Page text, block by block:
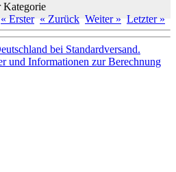
Kategorie
« Erster « Zurück Weiter » Letzter »
bei Standardversand.
und Informationen zur Berechnung